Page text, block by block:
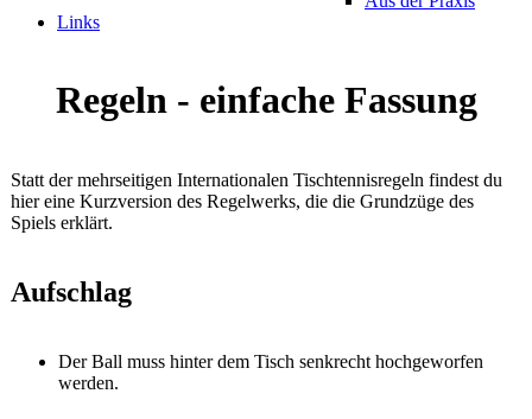
Links
Regeln - einfache Fassung
Statt der mehrseitigen Internationalen Tischtennisregeln findest du
hier eine Kurzversion des Regelwerks, die die Grundzüge des
Spiels erklärt.
Aufschlag
Der Ball muss hinter dem Tisch senkrecht hochgeworfen
werden.